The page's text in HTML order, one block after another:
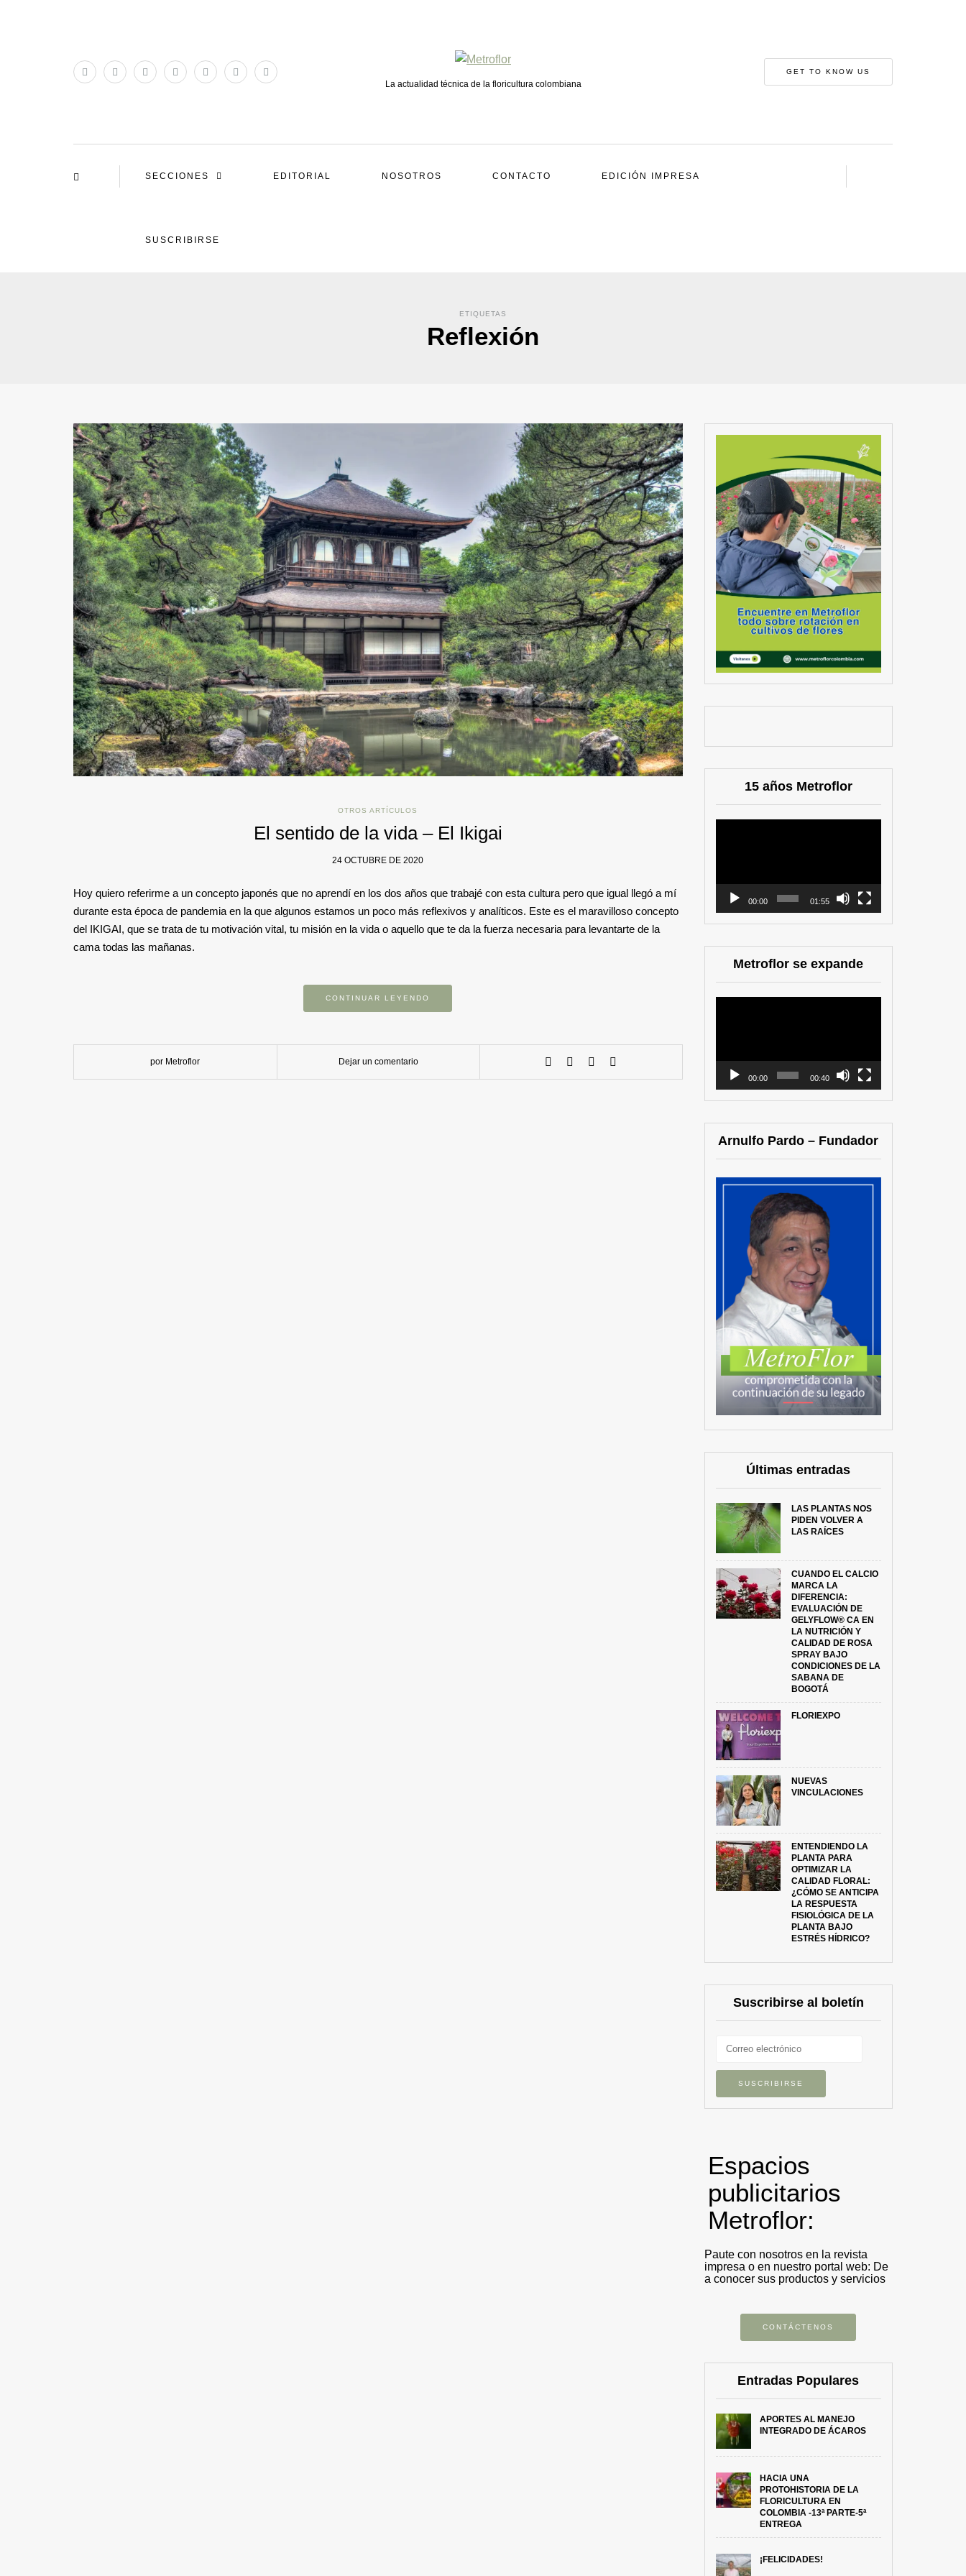
La actualidad técnica de la floricultura colombiana
GET TO KNOW US
SECCIONES EDITORIAL NOSOTROS CONTACTO EDICIÓN IMPRESA
SUSCRIBIRSE
ETIQUETAS
Reflexión
OTROS ARTÍCULOS
El sentido de la vida – El Ikigai
24 OCTUBRE DE 2020
Hoy quiero referirme a un concepto japonés que no aprendí en los dos años que trabajé con esta cultura pero que igual llegó a mí
durante esta época de pandemia en la que algunos estamos un poco más reflexivos y analíticos. Este es el maravilloso concepto
del IKIGAI, que se trata de tu motivación vital, tu misión en la vida o aquello que te da la fuerza necesaria para levantarte de la
cama todas las mañanas.
CONTINUAR LEYENDO
por Metroflor Dejar un comentario
15 años Metroflor
00:00 01:55
Metroflor se expande
00:00 00:40
Arnulfo Pardo – Fundador
Últimas entradas
LAS PLANTAS NOS
PIDEN VOLVER A
LAS RAÍCES
CUANDO EL CALCIO
MARCA LA
DIFERENCIA:
EVALUACIÓN DE
GELYFLOW® CA EN
LA NUTRICIÓN Y
CALIDAD DE ROSA
SPRAY BAJO
CONDICIONES DE LA
SABANA DE
BOGOTÁ
FLORIEXPO
NUEVAS
VINCULACIONES
ENTENDIENDO LA
PLANTA PARA
OPTIMIZAR LA
CALIDAD FLORAL:
¿CÓMO SE ANTICIPA
LA RESPUESTA
FISIOLÓGICA DE LA
PLANTA BAJO
ESTRÉS HÍDRICO?
Suscribirse al boletín
Espacios
publicitarios
Metroflor:
Paute con nosotros en la revista
impresa o en nuestro portal web: De
a conocer sus productos y servicios
CONTÁCTENOS
Entradas Populares
APORTES AL MANEJO
INTEGRADO DE ÁCAROS
HACIA UNA
PROTOHISTORIA DE LA
FLORICULTURA EN
COLOMBIA -13ª PARTE-5ª
ENTREGA
¡FELICIDADES!